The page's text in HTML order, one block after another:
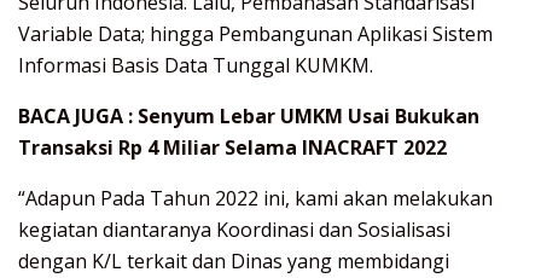
Variable Data; hingga Pembangunan Aplikasi Sistem
Informasi Basis Data Tunggal KUMKM.
BACA JUGA : Senyum Lebar UMKM Usai Bukukan
Transaksi Rp 4 Miliar Selama INACRAFT 2022
“Adapun Pada Tahun 2022 ini, kami akan melakukan
kegiatan diantaranya Koordinasi dan Sosialisasi
dengan K/L terkait dan Dinas yang membidangi